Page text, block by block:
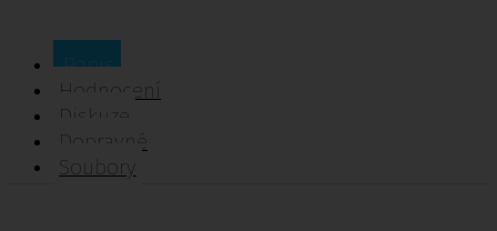
Popis
Hodnocení
Diskuze
Dopravné
Soubory